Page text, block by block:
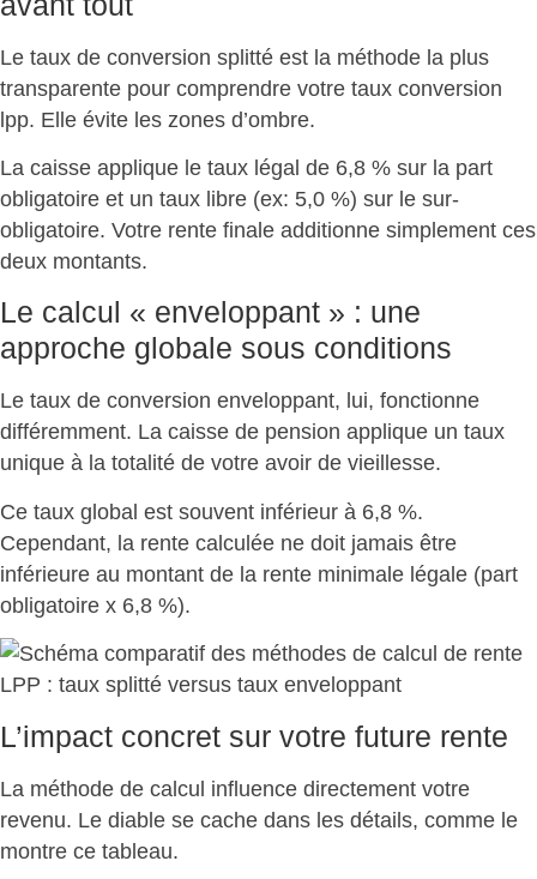
Le taux de conversion splitté est la méthode la plus
transparente pour comprendre votre taux conversion
lpp. Elle évite les zones d’ombre.
La caisse applique le taux légal de 6,8 % sur la part
obligatoire et un taux libre (ex: 5,0 %) sur le sur-
obligatoire. Votre rente finale additionne simplement ces
deux montants.
Le calcul « enveloppant » : une
approche globale sous conditions
Le taux de conversion enveloppant, lui, fonctionne
différemment. La caisse de pension applique un taux
unique à la totalité de votre avoir de vieillesse.
Ce taux global est souvent inférieur à 6,8 %.
Cependant, la rente calculée ne doit jamais être
inférieure au montant de la rente minimale légale (part
obligatoire x 6,8 %).
L’impact concret sur votre future rente
La méthode de calcul influence directement votre
revenu. Le diable se cache dans les détails, comme le
montre ce tableau.